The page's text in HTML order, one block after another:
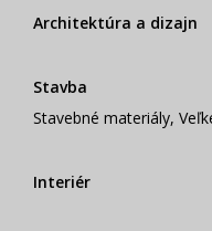
Architektúra a dizajn
Stavba
Stavebné materiály,
Interiér